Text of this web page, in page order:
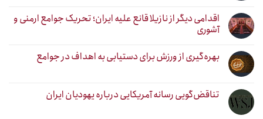
اقدامی دیگر از نازیلا قانع علیه ایران؛ تحریک جوامع ارمنی و
آشوری
بهره‌گیری از ورزش برای دستیابی به اهداف در جوامع
تناقض‌گویی رسانه آمریکایی درباره یهودیان ایران